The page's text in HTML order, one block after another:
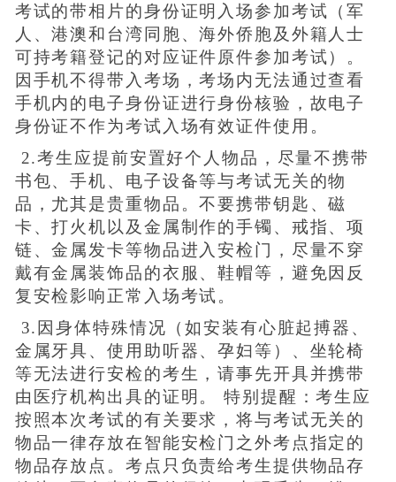
考试的带相片的身份证明入场参加考试（军
人、港澳和台湾同胞、海外侨胞及外籍人士
可持考籍登记的对应证件原件参加考试）。
因手机不得带入考场，考场内无法通过查看
手机内的电子身份证进行身份核验，故电子
身份证不作为考试入场有效证件使用。
2.考生应提前安置好个人物品，尽量不携带
书包、手机、电子设备等与考试无关的物
品，尤其是贵重物品。不要携带钥匙、磁
卡、打火机以及金属制作的手镯、戒指、项
链、金属发卡等物品进入安检门，尽量不穿
戴有金属装饰品的衣服、鞋帽等，避免因反
复安检影响正常入场考试。
3.因身体特殊情况（如安装有心脏起搏器、
金属牙具、使用助听器、孕妇等）、坐轮椅
等无法进行安检的考生，请事先开具并携带
由医疗机构出具的证明。 特别提醒：考生应
按照本次考试的有关要求，将与考试无关的
物品一律存放在智能安检门之外考点指定的
物品存放点。考点只负责给考生提供物品存